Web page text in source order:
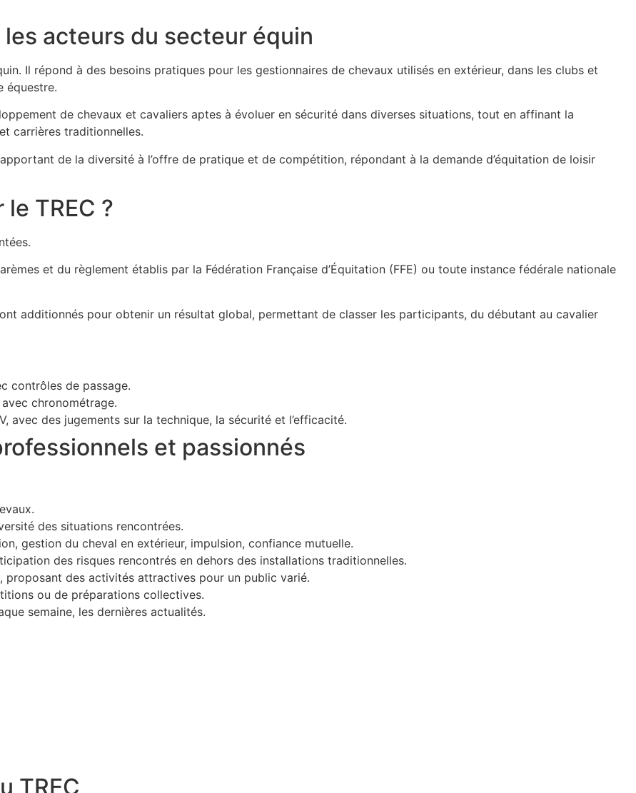
acteurs du secteur équin
Il répond à des besoins pratiques pour les gestionnaires de chevaux utilisés en extérieur, dans les clubs et
équestre.
de chevaux et cavaliers aptes à évoluer en sécurité dans diverses situations, tout en affinant la
carrières traditionnelles.
de la diversité à l’offre de pratique et de compétition, répondant à la demande d’équitation de loisir
TREC ?
et du règlement établis par la Fédération Française d’Équitation (FFE) ou toute instance fédérale nationale
additionnés pour obtenir un résultat global, permettant de classer les participants, du débutant au cavalier
contrôles de passage.
chronométrage.
avec des jugements sur la technique, la sécurité et l’efficacité.
et passionnés
des situations rencontrées.
gestion du cheval en extérieur, impulsion, confiance mutuelle.
des risques rencontrés en dehors des installations traditionnelles.
proposant des activités attractives pour un public varié.
ou de préparations collectives.
semaine, les dernières actualités.
TREC